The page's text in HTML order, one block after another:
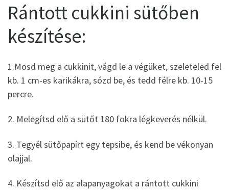
Rántott cukkini sütőben
készítése:
1.Mosd meg a cukkinit, vágd le a végüket, szeleteled fel
kb. 1 cm-es karikákra, sózd be, és tedd félre kb. 10-15
percre.
2. Melegítsd elő a sütőt 180 fokra légkeverés nélkül.
3. Tegyél sütőpapírt egy tepsibe, és kend be vékonyan
olajjal.
4. Készítsd elő az alapanyagokat a rántott cukkini